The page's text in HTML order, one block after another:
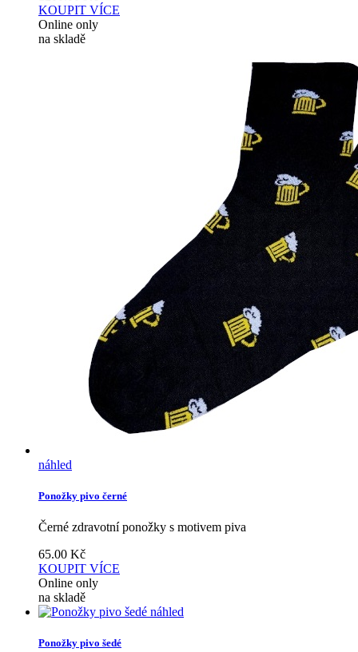
KOUPIT VÍCE
Online only
na skladě
náhled
Ponožky pivo černé
Černé zdravotní ponožky s motivem piva
65.00 Kč
KOUPIT VÍCE
Online only
na skladě
náhled
Ponožky pivo šedé